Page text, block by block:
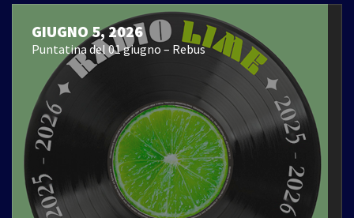
GIUGNO 5, 2026
Puntatina del 01 giugno – Rebus